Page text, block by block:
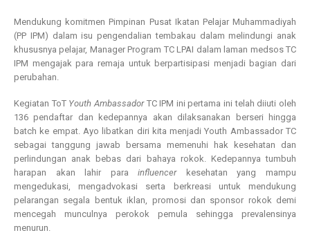
Mendukung komitmen Pimpinan Pusat Ikatan Pelajar Muhammadiyah
(PP IPM) dalam isu pengendalian tembakau dalam melindungi anak
khususnya pelajar, Manager Program TC LPAI dalam laman medsos TC
IPM mengajak para remaja untuk berpartisipasi menjadi bagian dari
perubahan.
Kegiatan ToT Youth Ambassador TC IPM ini pertama ini telah diiuti oleh
136 pendaftar dan kedepannya akan dilaksanakan berseri hingga
batch ke empat. Ayo libatkan diri kita menjadi Youth Ambassador TC
sebagai tanggung jawab bersama memenuhi hak kesehatan dan
perlindungan anak bebas dari bahaya rokok. Kedepannya tumbuh
harapan akan lahir parainfluencer
kesehatan yang mampu
mengedukasi, mengadvokasi serta berkreasi untuk mendukung
pelarangan segala bentuk iklan, promosi dan sponsor rokok demi
mencegah munculnya perokok pemula sehingga prevalensinya
menurun.